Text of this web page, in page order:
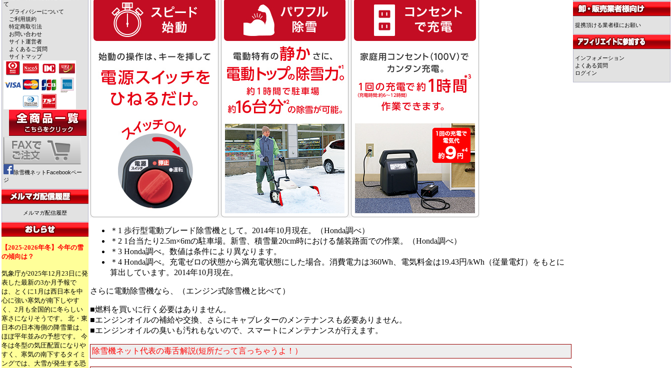
て
プライバシーについて
ご利用規約
特定商取引法
お問い合わせ
サイト運営者
よくあるご質問
サイトマップ
除雪機ネットFacebookペー
ジ
メルマガ配信履歴
【2025-2026年冬】今年の雪
の傾向は？
気象庁が2025年12月23日に発
表した最新の3か月予報で
は、とくに1月は西日本を中
心に強い寒気が南下しやす
く、2月も全国的に冬らしい
寒さになりそうです。 北・東
日本の日本海側の降雪量は、
ほぼ平年並みの予想です。 今
冬は冬型の気圧配置になりや
すく、寒気の南下するタイミ
ングでは、大雪が発生する恐
＊1 歩行型電動ブレード除雪機として。2014年10月現在。（Honda調べ）
＊2 1台当たり2.5m×6mの駐車場。新雪、積雪量20cm時における舗装路面での作業。（Honda調べ）
＊3 Honda調べ。数値は条件により異なります。
＊4 Honda調べ。充電ゼロの状態から満充電状態にした場合。消費電力は360Wh、電気料金は19.43円/kWh（従量電灯）をもとに
算出しています。2014年10月現在。
さらに電動除雪機なら、（エンジン式除雪機と比べて）
■燃料を買いに行く必要はありません。
■エンジンオイルの補給や交換、さらにキャブレターのメンテナンスも必要ありません。
■エンジンオイルの臭いも汚れもないので、スマートにメンテナンスが行えます。
除雪機ネット代表の毒舌解説(短所だって言っちゃうよ！）
提携頂ける業者様にお願い
インフォメーション
よくある質問
ログイン